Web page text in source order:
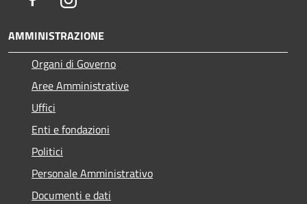
AMMINISTRAZIONE
Organi di Governo
Aree Amministrative
Uffici
Enti e fondazioni
Politici
Personale Amministrativo
Documenti e dati